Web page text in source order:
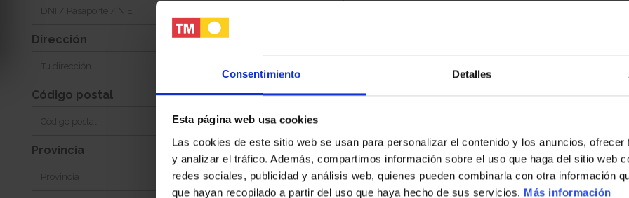
Consentimiento Detalles
Esta página web usa cookies
Las cookies de este sitio web se usan para personalizar el contenido y los anuncios,
y analizar el tráfico. Además, compartimos información sobre el uso que haga del sitio web
redes sociales, publicidad y análisis web, quienes pueden combinarla con otra información
que hayan recopilado a partir del uso que haya hecho de sus servicios. Más información
Dirección
Código postal Población
Provincia País